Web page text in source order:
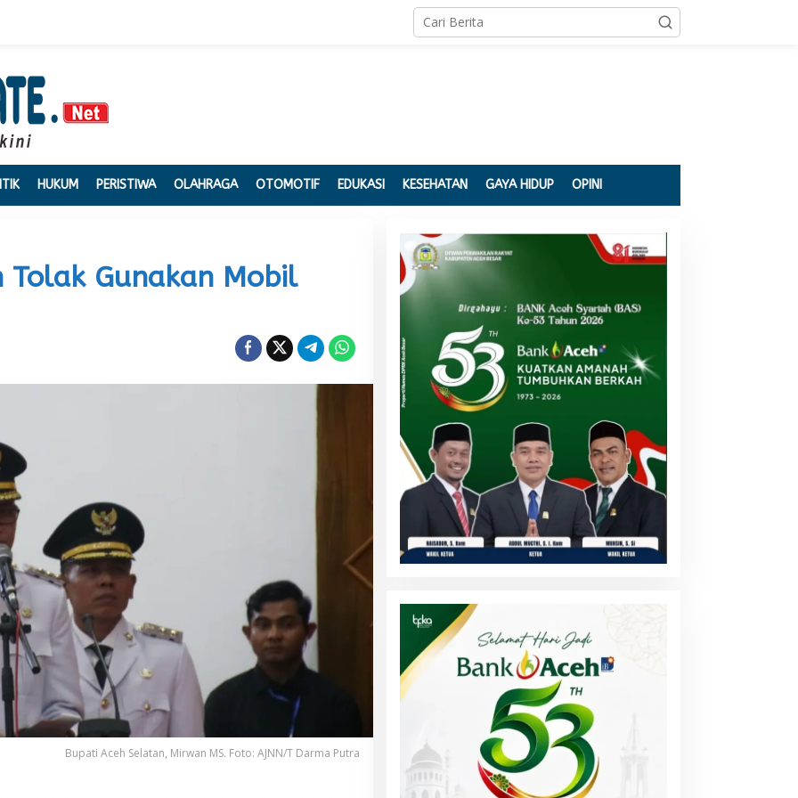
HUKUM PERISTIWA OLAHRAGA OTOMOTIF EDUKASI KESEHATAN GAYA HIDUP OPINI
Tolak Gunakan Mobil
Bupati Aceh Selatan, Mirwan MS. Foto: AJNN/T Darma Putra